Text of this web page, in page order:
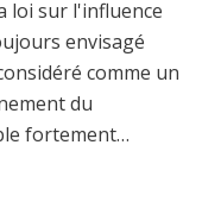
loi sur l'influence
envisagé
comme un
du
fortement…